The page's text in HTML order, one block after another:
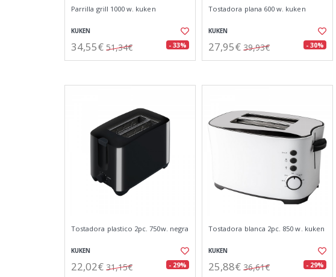
Parrilla grill 1000 w. kuken
KUKEN
34,55€ 51,34€ - 33%
Tostadora plana 600 w. kuken
KUKEN
27,95€ 39,93€ - 30%
Tostadora plastico 2pc. 750w. negra
KUKEN
22,02€ 31,15€ - 29%
Tostadora blanca 2pc. 850 w. kuken
KUKEN
25,88€ 36,61€ - 29%